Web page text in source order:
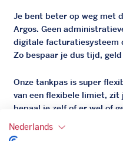
Je bent beter op weg met
Argos. Geen
digitale facturatiesysteem
Zo bespaar je dus tijd, geld
Onze tankpas is super
van een flexibele limiet, zit
bepaal je zelf of er wel of
brandstof mee betaalt
Bovendien profiteer je
Nederlands